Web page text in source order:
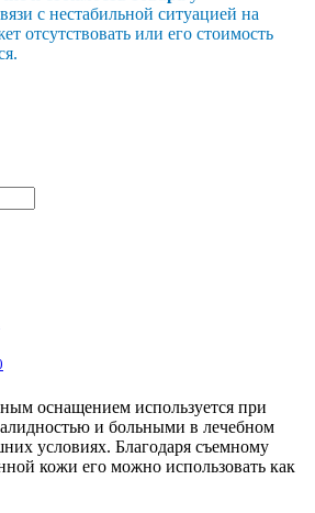
с нестабильной ситуацией на
отсутствовать или его стоимость
оснащением используется при
и больными в лечебном
условиях. Благодаря съемному
кожи его можно использовать как